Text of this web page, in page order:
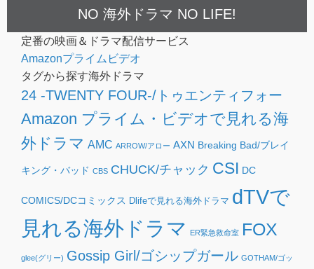
NO 海外ドラマ NO LIFE!
定番の映画＆ドラマ配信サービス
Amazonプライムビデオ
タグから探す海外ドラマ
24 -TWENTY FOUR-/トゥエンティフォー
Amazon プライム・ビデオで見れる海
外ドラマ AMC ARROW/アロー AXN Breaking Bad/ブレイ
キング・バッド CBS CHUCK/チャック CSI DC
COMICS/DCコミックス Dlifeで見れる海外ドラマ dTVで
見れる海外ドラマ
ER緊急救命室 FOX
glee(グリー) Gossip Girl/ゴシップガール GOTHAM/ゴッ